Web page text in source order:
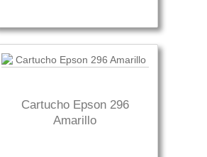
Cartucho Epson 296
Amarillo